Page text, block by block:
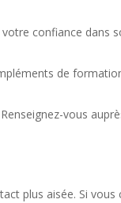
confiance dans
de
vous
plus aisée. Si vous